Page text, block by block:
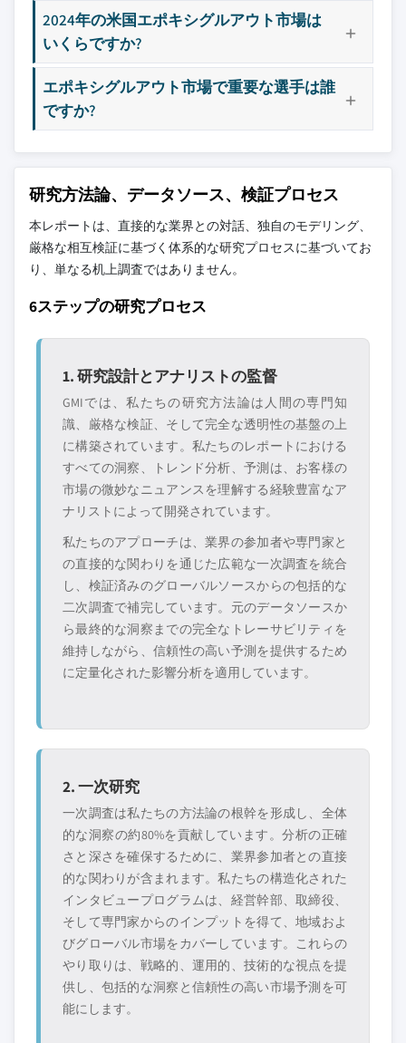
計を提供）
3.11.1 主要輸入国
3.11.2 主要輸出国
3.12 持続可能性と環境側面
3.12.2 廃棄物削減戦略
3.12.4 環境に優しい取り組み
6.5.3 ダム
6.5.4 道路・高速道路
6.5.5 その他
6.6 その他
9.4.3 日本
9.4.4 オーストラリア
9.4.5 韓国
9.4.6 アジア太平洋その他地域
9.5 ラテンアメリカ
9.5.3 アルゼンチン
9.6 中東・アフリカ
9.6.1 サウジアラビア
9.6.3 アラブ首長国連邦
9.6.4 中東・アフリカその他地域
10.13 W.R.メドウズ社
10.14 ヘキシオン社
10.15 ハンツマン社
10.16 TEC（H.B.フラー建設製品社）
10.17 ダウ社
10.19 ヘンケルAG & KGaA
10.20 マスター・ビルダーズ・ソリューションズ
10.21 パーマ・コンストラクション・エイズ社
10.22 フロークリート・グループ社
10.23 ユークリッド・ケミカル社
10.25 ダンロップ接着剤
このレポートに掲載されている企業は厳選さ
れたものであり、競合全体を網羅するもので
はありません。
当社の市場収益計算は、個別にプロファイル
されていないメーカー、販売業者、専門業者
を含む全地域の全プレイヤーを考慮したボト
ムアップ手法を採用しています。プロファイ
ルセクションは戦略的に重要なプレイヤーに
焦点を当てており、市場規模の範囲を定義す
るものではありません。
競合環境には以下も含まれる可能性があります
グローバルトップ
層に属さない地
市場アクセスを支
配する販売代理店
業、スタートアッ
プ、または隣接業
界からの参入者
ー
無料カスタマイズ - レポート価値の最大
20%
特定のデータが必要ですか？カスタマイ
ズをリクエストして、正確な要件に合わ
せた洞察を入手してください。
カスタマイズを依頼する →
2024年の米国エポキシグルアウト市場は
いくらですか?
エポキシグルアウト市場で重要な選手は誰
ですか?
研究方法論、データソース、検証プロセス
本レポートは、直接的な業界との対話、独自のモデリング、
厳格な相互検証に基づく体系的な研究プロセスに基づいてお
り、単なる机上調査ではありません。
6ステップの研究プロセス
1. 研究設計とアナリストの監督
GMIでは、私たちの研究方法論は人間の専門知
識、厳格な検証、そして完全な透明性の基盤の上
に構築されています。私たちのレポートにおける
すべての洞察、トレンド分析、予測は、お客様の
市場の微妙なニュアンスを理解する経験豊富なア
ナリストによって開発されています。
私たちのアプローチは、業界の参加者や専門家と
の直接的な関わりを通じた広範な一次調査を統合
し、検証済みのグローバルソースからの包括的な
二次調査で補完しています。元のデータソースか
ら最終的な洞察までの完全なトレーサビリティを
維持しながら、信頼性の高い予測を提供するため
に定量化された影響分析を適用しています。
2. 一次研究
一次調査は私たちの方法論の根幹を形成し、全体
的な洞察の約80%を貢献しています。分析の正確
さと深さを確保するために、業界参加者との直接
的な関わりが含まれます。私たちの構造化された
インタビュープログラムは、経営幹部、取締役、
そして専門家からのインプットを得て、地域およ
びグローバル市場をカバーしています。これらの
やり取りは、戦略的、運用的、技術的な視点を提
供し、包括的な洞察と信頼性の高い市場予測を可
能にします。